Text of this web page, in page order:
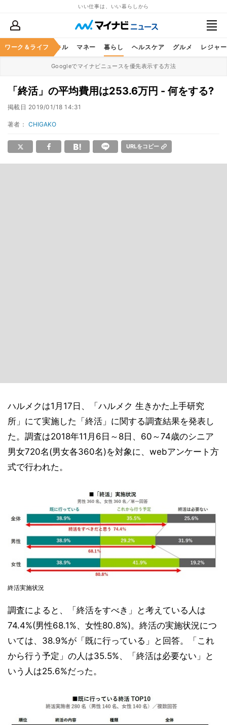
いい仕事は、いい暮らしから
ワーク＆ライフ
ア ビジネススキル マネー 暮らし ヘルスケア グルメ レジャー
Googleでマイナビニュースを優先表示する方法
「終活」の平均費用は253.6万円 - 何をする?
掲載日 2019/01/18 14:31
著者： CHIGAKO
URLをコピー
ハルメクは1月17日、「ハルメク 生きかた上手研究
所」にて実施した「終活」に関する調査結果を発表し
た。調査は2018年11月6日～8日、60～74歳のシニア
男女720名(男女各360名)を対象に、webアンケート方
式で行われた。
終活実施状況
調査によると、「終活をすべき」と考えている人は
74.4%(男性68.1%、女性80.8%)。終活の実施状況につ
いては、38.9%が「既に行っている」と回答。「これ
から行う予定」の人は35.5%、「終活は必要ない」と
いう人は25.6%だった。